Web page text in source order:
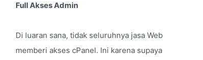
Full Akses Admin
Di luaran sana, tidak seluruhnya jasa Web
memberi akses cPanel. Ini karena supaya